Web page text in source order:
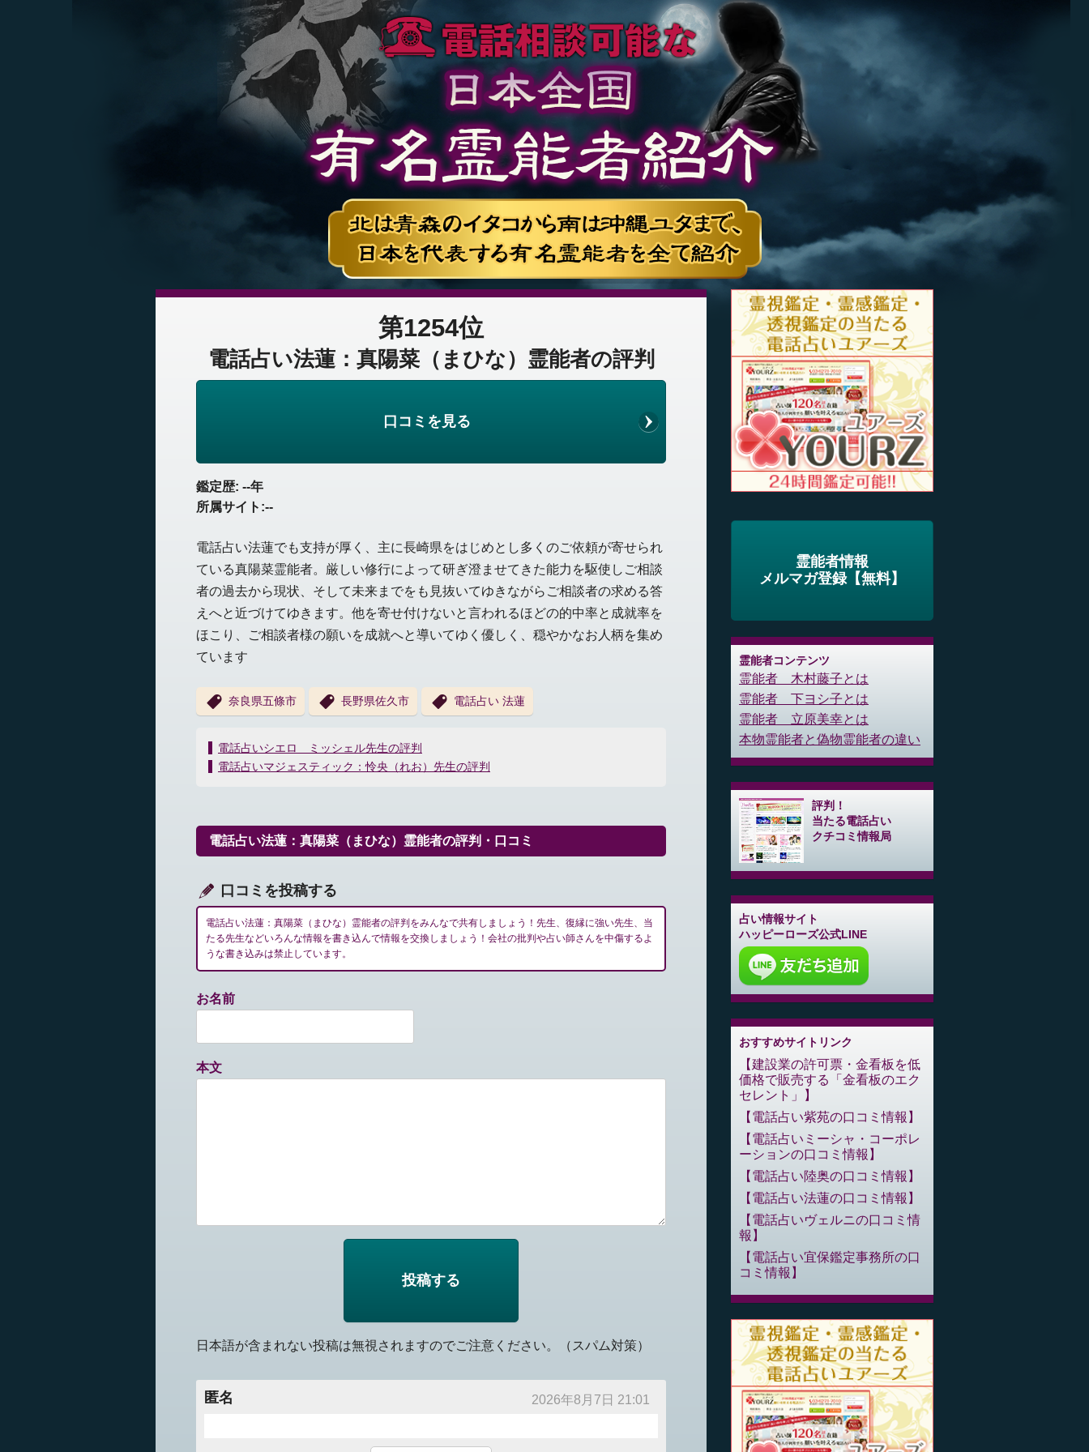
第1254位
電話占い法蓮：真陽菜（まひな）霊能者の評判
口コミを見る
鑑定歴: --年
所属サイト:--
電話占い法蓮でも支持が厚く、主に長崎県をはじめとし多くのご依頼が寄せられ
ている真陽菜霊能者。厳しい修行によって研ぎ澄ませてきた能力を駆使しご相談
者の過去から現状、そして未来までをも見抜いてゆきながらご相談者の求める答
えへと近づけてゆきます。他を寄せ付けないと言われるほどの的中率と成就率を
ほこり、ご相談者様の願いを成就へと導いてゆく優しく、穏やかなお人柄を集め
ています
奈良県五條市 長野県佐久市 電話占い 法蓮
投
稿
ー
シ
ン
電話占いシエロ ミッシェル先生の評判
電話占いマジェスティック：怜央（れお）先生の評判
電話占い法蓮：真陽菜（まひな）霊能者の評判・口コミ
口コミを投稿する
電話占い法蓮：真陽菜（まひな）霊能者の評判をみんなで共有しましょう！先生、復縁に強い先生、当
たる先生などいろんな情報を書き込んで情報を交換しましょう！会社の批判や占い師さんを中傷するよ
うな書き込みは禁止しています。
お名前
本文
日本語が含まれない投稿は無視されますのでご注意ください。（スパム対策）
匿名 2026年8月7日 21:01
霊能者情報
メルマガ登録【無料】
霊能者コンテンツ
霊能者 木村藤子とは
霊能者 下ヨシ子とは
霊能者 立原美幸とは
本物霊能者と偽物霊能者の違い
評判！
当たる電話占い
クチコミ情報局
占い情報サイト
ハッピーローズ公式LINE
おすすめサイトリンク
建設業の許可票・金看板を低
価格で販売する「金看板のエク
セレント」
電話占い紫苑の口コミ情報
電話占いミーシャ・コーポレ
ーションの口コミ情報
電話占い陸奥の口コミ情報
電話占い法蓮の口コミ情報
電話占いヴェルニの口コミ情
報
電話占い宜保鑑定事務所の口
コミ情報